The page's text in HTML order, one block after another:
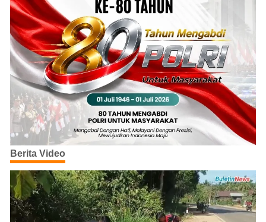
Berita Video